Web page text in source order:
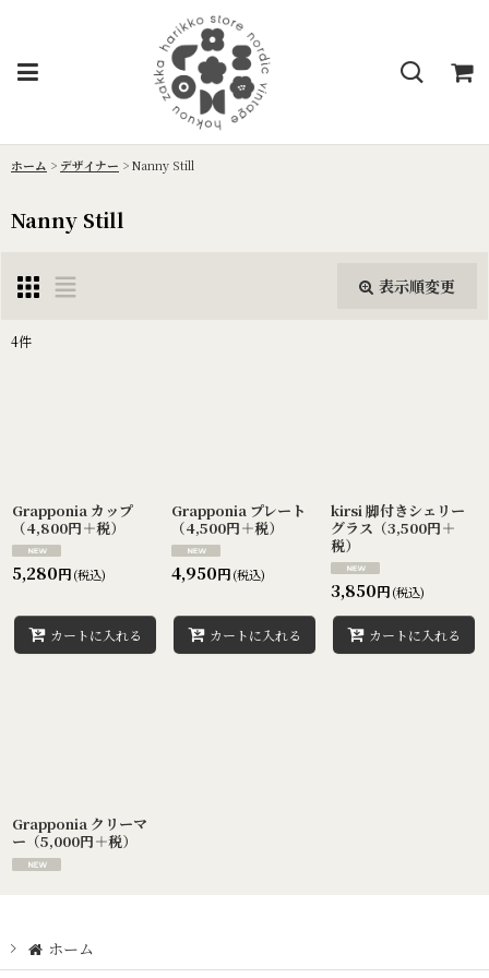
ホーム > デザイナー > Nanny Still
Nanny Still
表示順変更
絞り込む
4件
Grapponia カップ
（4,800円＋税）
5,280円(税込)
カートに入れる
Grapponia プレート
（4,500円＋税）
4,950円(税込)
カートに入れる
kirsi 脚付きシェリー
グラス（3,500円＋
税）
3,850円(税込)
カートに入れる
Grapponia クリーマ
ー（5,000円＋税）
ホーム